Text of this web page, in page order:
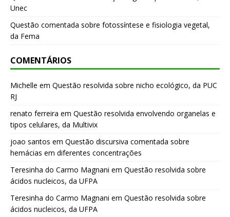
Unec
Questão comentada sobre fotossíntese e fisiologia vegetal,
da Fema
COMENTÁRIOS
Michelle em Questão resolvida sobre nicho ecológico, da PUC
RJ
renato ferreira em Questão resolvida envolvendo organelas e
tipos celulares, da Multivix
joao santos em Questão discursiva comentada sobre
hemácias em diferentes concentrações
Teresinha do Carmo Magnani em Questão resolvida sobre
ácidos nucleicos, da UFPA
Teresinha do Carmo Magnani em Questão resolvida sobre
ácidos nucleicos, da UFPA